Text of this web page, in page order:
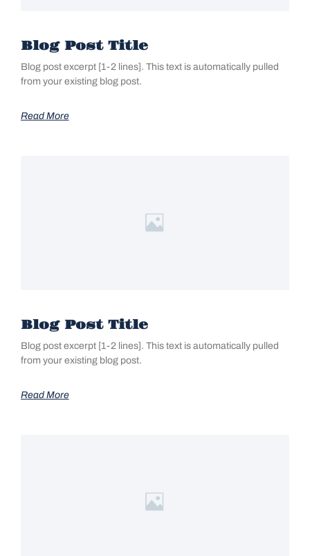
Blog Post Title
Blog post excerpt [1-2 lines]. This text is automatically pulled
from your existing blog post.
Read More
Blog Post Title
Blog post excerpt [1-2 lines]. This text is automatically pulled
from your existing blog post.
Read More